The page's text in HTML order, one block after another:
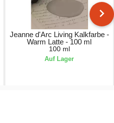
Jeanne d'Arc Living Kalkfarbe -
Warm Latte - 100 ml
100 ml
Auf Lager